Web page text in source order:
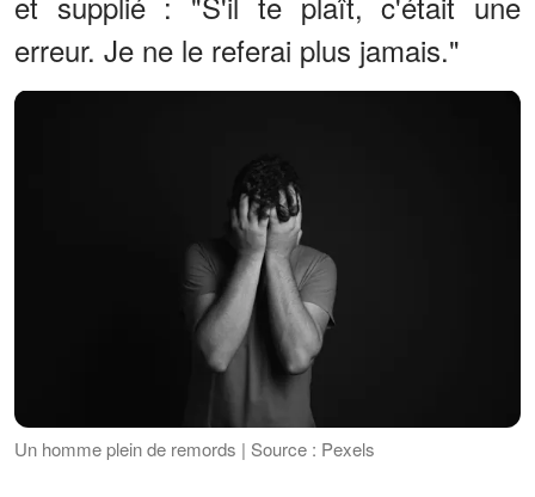
erreur. Je ne le referai plus jamais."
Un homme plein de remords | Source : Pexels